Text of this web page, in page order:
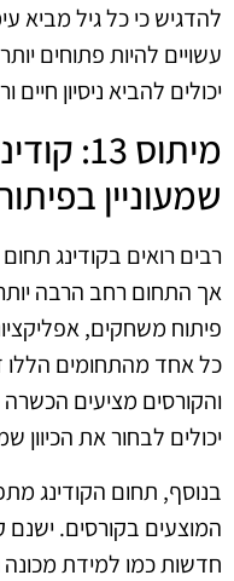
להדגיש כי כל גיל מביא
עשויים להיות פתוחים
יכולים להביא ניסיון
מיתוס
שמעוניין
רבים רואים בקודינג
אך התחום רחב הרבה
פיתוח משחקים,
כל אחד מהתחומים הללו
והקורסים מציעים
יכולים לבחור את הכיוון
בנוסף, תחום הקודינג
המוצעים בקורסים. ישנם
חדשות כמו למידת מכונה